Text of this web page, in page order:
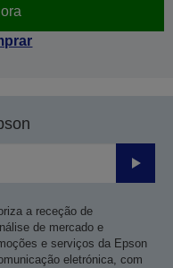
Enviar
a receção de
de mercado e
e serviços da Epson
eletrónica, com